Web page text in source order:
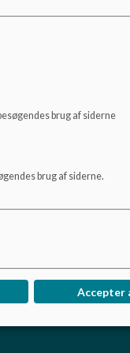
kultur-og-fritid/
brug af siderne
brug af siderne.
Accepter